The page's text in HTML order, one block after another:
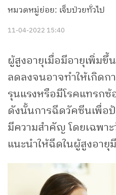
หมวดหมู่ย่อย: เจ็บป่วยทั่วไป
11-04-2022 15:40
ผู้สูงอายุเมื่อมีอายุเพิ่มขึ้
ลดลงจนอาจทำให้เกิดก
รุนแรงหรือมีโรคแทรกซ้
ดังนั้นการฉีดวัคซีนเพื่อ
มีความสำคัญ โดยเฉพา
แนะนำให้ฉีดในผู้สูงอายุ